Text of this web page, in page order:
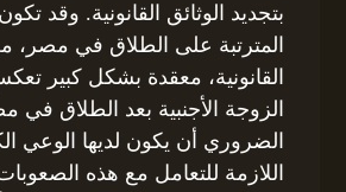
بتجديد الوثائق القانونية. وقد
المترتبة على الطلاق في مصر،
القانونية، معقدة بشكل كبير
الزوجة الأجنبية بعد الطلاق في
الضروري أن يكون لديها الوعي
اللازمة للتعامل مع هذه